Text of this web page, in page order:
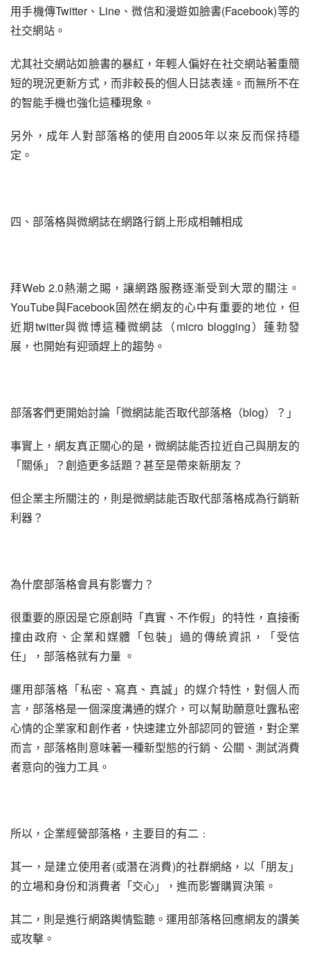
用手機傳Twitter、Line、微信和漫遊如臉書(Facebook)等的
社交網站。
尤其社交網站如臉書的暴紅，年輕人偏好在社交網站著重簡
短的現況更新方式，而非較長的個人日誌表達。而無所不在
的智能手機也強化這種現象。
另外，成年人對部落格的使用自2005年以來反而保持穩
定。
四、部落格與微網誌在網路行銷上形成相輔相成
拜Web 2.0熱潮之賜，讓網路服務逐漸受到大眾的關注。
YouTube與Facebook固然在網友的心中有重要的地位，但
近期twitter與微博這種微網誌（micro blogging）蓬勃發
展，也開始有迎頭趕上的趨勢。
部落客們更開始討論「微網誌能否取代部落格（blog）？」
事實上，網友真正關心的是，微網誌能否拉近自己與朋友的
「關係」？創造更多話題？甚至是帶來新朋友？
但企業主所關注的，則是微網誌能否取代部落格成為行銷新
利器？
為什麼部落格會具有影響力？
很重要的原因是它原創時「真實、不作假」的特性，直接衝
撞由政府、企業和媒體「包裝」過的傳統資訊，「受信
任」，部落格就有力量 。
運用部落格「私密、寫真、真誠」的媒介特性，對個人而
言，部落格是一個深度溝通的媒介，可以幫助願意吐露私密
心情的企業家和創作者，快速建立外部認同的管道，對企業
而言，部落格則意味著一種新型態的行銷、公關、測試消費
者意向的強力工具。
所以，企業經營部落格，主要目的有二﹕
其一，是建立使用者(或潛在消費)的社群網絡，以「朋友」
的立場和身份和消費者「交心」，進而影響購買決策。
其二，則是進行網路輿情監聽。運用部落格回應網友的讚美
或攻擊。